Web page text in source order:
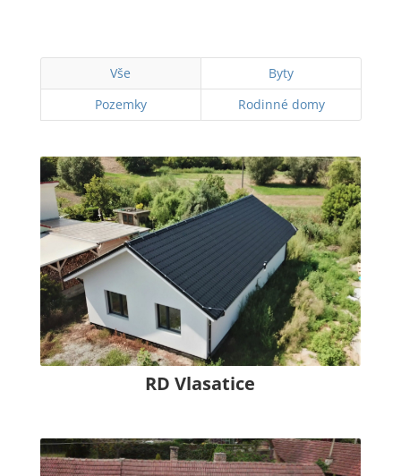
Vše
Byty
Pozemky
Rodinné domy
RD Vlasatice